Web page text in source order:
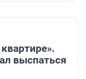
выспаться